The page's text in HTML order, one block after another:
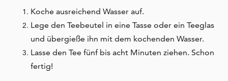
Koche ausreichend Wasser auf.
Lege den Teebeutel in eine Tasse oder ein Teeglas
und übergieße ihn mit dem kochenden Wasser.
Lasse den Tee fünf bis acht Minuten ziehen. Schon
fertig!